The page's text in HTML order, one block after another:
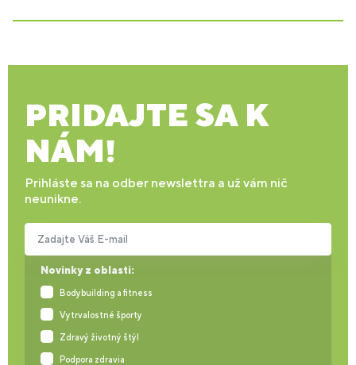
PRIDAJTE SA K
NÁM!
Prihláste sa na odber newslettra a už vám nič
neunikne.
Novinky z oblasti:
Bodybuilding a fitness
Vytrvalostné športy
Zdravý životný štýl
Podpora zdravia
Zadajte Váš E-mail